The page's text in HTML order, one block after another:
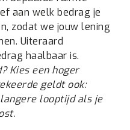
aan welk bedrag je
zodat we jouw lening
Uiteraard
haalbaar is.
Kies een hoger
geldt ook:
looptijd als je